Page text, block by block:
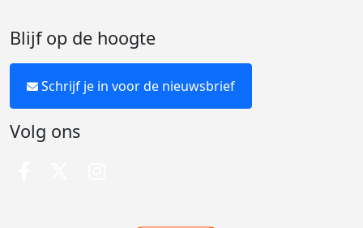
Blijf op de hoogte
Schrijf je in voor de nieuwsbrief
Volg ons